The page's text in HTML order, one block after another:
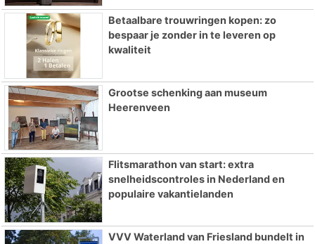
Betaalbare trouwringen kopen: zo
bespaar je zonder in te leveren op
kwaliteit
Grootse schenking aan museum
Heerenveen
Flitsmarathon van start: extra
snelheidscontroles in Nederland en
populaire vakantielanden
VVV Waterland van Friesland bundelt in